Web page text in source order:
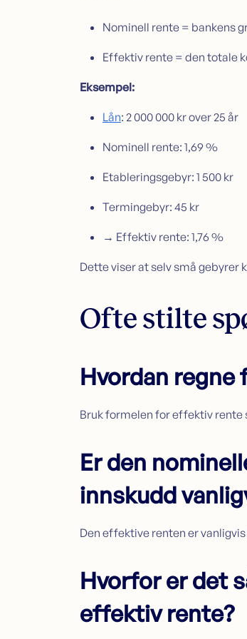
Nominell rente = bankens
Effektiv rente = den totale
Eksempel:
Lån: 2 000 000 kr over 25 år
Nominell rente: 1,69 %
Etableringsgebyr: 1 500 kr
Termingebyr: 45 kr
→ Effektiv rente: 1,76 %
Dette viser at selv små gebyrer
Ofte stilte
Hvordan
Bruk formelen for effektiv rente
Er den
innskudd
Den effektive renten er
Hvorfor er det
effektiv rente?